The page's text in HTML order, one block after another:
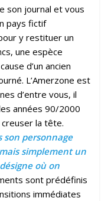
son journal et vous
pays fictif
y restituer un
une espèce
d’un ancien
L’Amerzone est
d’entre vous, il
années 90/2000
la tête.
son personnage
simplement un
où on
sont prédéfinis
immédiates